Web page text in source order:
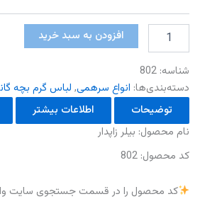
زاپدار
افزودن به سبد خرید
شناسه: 802
دسته‌بندی‌ها: انواع سرهمی, لباس گرم بچه
توضیحات
اطلاعات بیشتر
نام‌ محصول: بیلر زاپدار
کد محصول: 802
کد محصول را در قسمت جستجوی سایت